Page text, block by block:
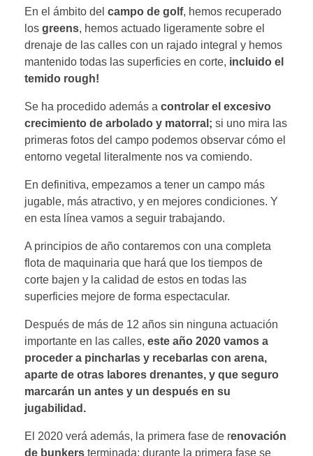
En el ámbito del campo de golf, hemos recuperado
los greens, hemos actuado ligeramente sobre el
drenaje de las calles con un rajado integral y hemos
mantenido todas las superficies en corte, incluido el
temido rough!
Se ha procedido además a controlar el excesivo
crecimiento de arbolado y matorral; si uno mira las
primeras fotos del campo podemos observar cómo el
entorno vegetal literalmente nos va comiendo.
En definitiva, empezamos a tener un campo más
jugable, más atractivo, y en mejores condiciones. Y
en esta línea vamos a seguir trabajando.
A principios de año contaremos con una completa
flota de maquinaria que hará que los tiempos de
corte bajen y la calidad de estos en todas las
superficies mejore de forma espectacular.
Después de más de 12 años sin ninguna actuación
importante en las calles, este año 2020 vamos a
proceder a pincharlas y recebarlas con arena,
aparte de otras labores drenantes, y que seguro
marcarán un antes y un después en su
jugabilidad.
El 2020 verá además, la primera fase de renovación
de bunkers terminada; durante la primera fase se